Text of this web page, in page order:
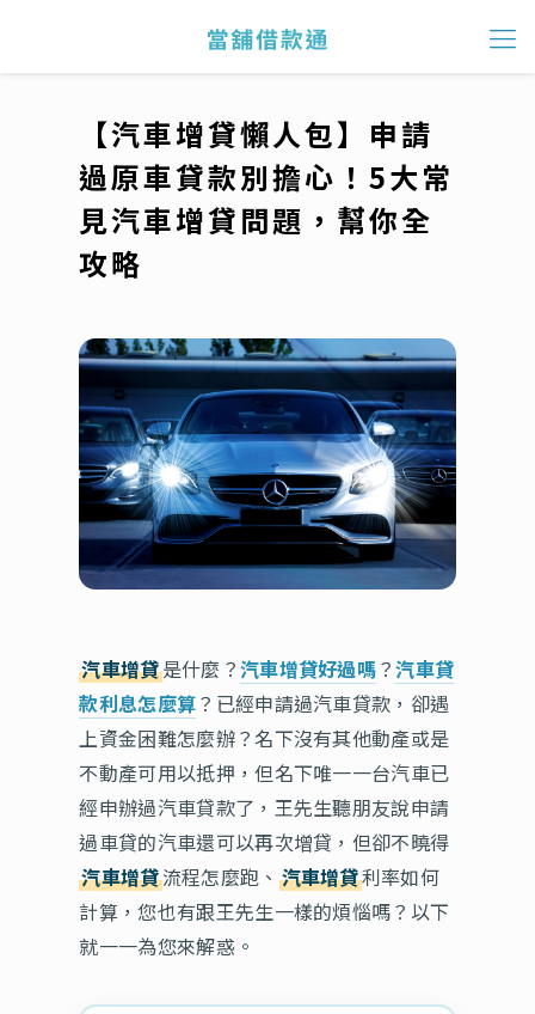
【汽車增貸懶人包】申請
過原車貸款別擔心！5大常
見汽車增貸問題，幫你全
攻略
汽車增貸是什麼？汽車增貸好過嗎？汽車貸
款利息怎麼算？已經申請過汽車貸款，卻遇
上資金困難怎麼辦？名下沒有其他動產或是
不動產可用以抵押，但名下唯一一台汽車已
經申辦過汽車貸款了，王先生聽朋友說申請
過車貸的汽車還可以再次增貸，但卻不曉得
汽車增貸流程怎麼跑、 汽車增貸利率如何
計算，您也有跟王先生一樣的煩惱嗎？以下
就一一為您來解惑。